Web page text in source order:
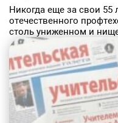
Никогда еще за свои 55
отечественного
столь униженном и